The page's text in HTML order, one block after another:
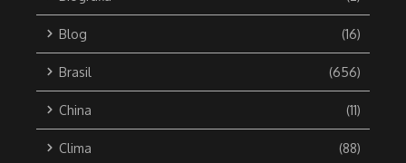
Blog (16)
Brasil (656)
China (11)
Clima (88)